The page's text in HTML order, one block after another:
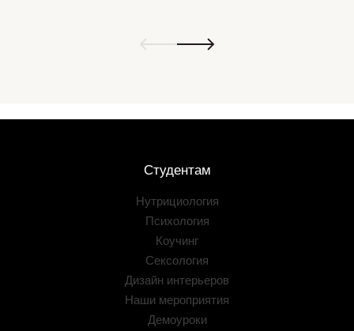
Студентам
Нутрициология
Психология
Коучинг
Сексология
Дизайн интерьеров
Наши мероприятия
Демоуроки